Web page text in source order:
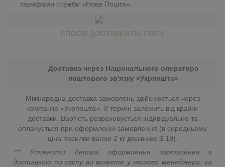
тарифами служби «Нова Пошта».
СПОСІБ ДОСТАВКИ ПО СВІТУ
Доставка через Національного оператора
поштового зв'язку «Укрпошта»
Міжнародна доставка замовлень здійснюється через
компанію «Укрпошта». Її термін залежить від країни
доставки. Вартість розраховується індивідуально та
оплачується при оформленні замовлення (в середньому
ціна посилки вагою 2 кг дорівнює $ 19).
*** Уточнити деталі оформлення замовлення з
доставкою по світу ви можете у нашого менеджера: за